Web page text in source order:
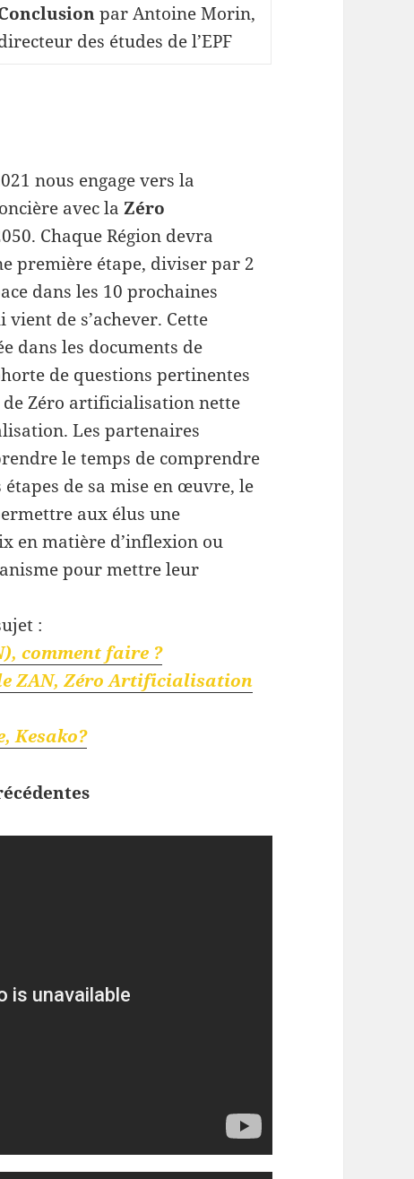
par Antoine Morin,
des études de l’EPF
nous engage vers la
avec laZéro
Chaque Région devra
première étape, diviser par 2
dans les 10 prochaines
de s’achever. Cette
dans les documents de
de questions pertinentes
de Zéro artificialisation nette
Les partenaires
le temps de comprendre
de sa mise en œuvre, le
aux élus une
en matière d’inflexion ou
pour mettre leur
:
comment faire ?
ZAN, Zéro Artificialisation
Kesako?